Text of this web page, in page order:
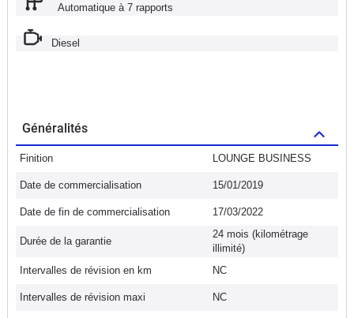
Automatique à 7 rapports
Diesel
Généralités
Finition LOUNGE BUSINESS
Date de commercialisation 15/01/2019
Date de fin de commercialisation 17/03/2022
Durée de la garantie
24 mois (kilométrage
illimité)
Intervalles de révision en km
NC
Intervalles de révision maxi NC